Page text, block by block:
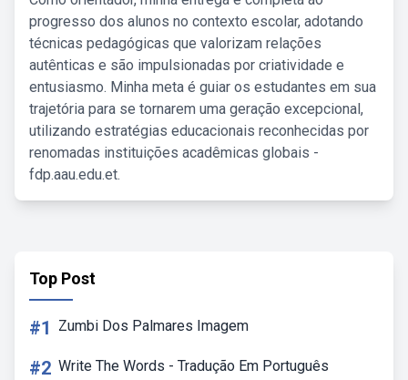
progresso dos alunos no contexto escolar, adotando
técnicas pedagógicas que valorizam relações
autênticas e são impulsionadas por criatividade e
entusiasmo. Minha meta é guiar os estudantes em sua
trajetória para se tornarem uma geração excepcional,
utilizando estratégias educacionais reconhecidas por
renomadas instituições acadêmicas globais -
fdp.aau.edu.et.
Top Post
#1 Zumbi Dos Palmares Imagem
#2 Write The Words - Tradução Em Português